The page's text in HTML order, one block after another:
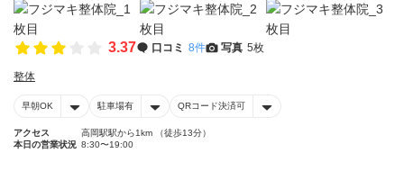
3.37 口コミ 8件 写真 5枚
整体
早朝OK 駐車場有 QRコード決済可
アクセス
高岡駅駅から1km （徒歩13分）
本日の営業状況 8:30〜19:00